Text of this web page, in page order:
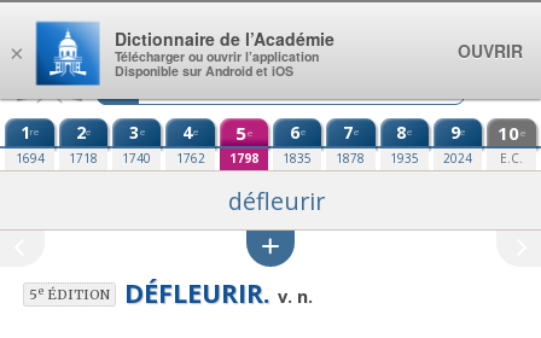
Aller au contenu
1re
1694
2e
1718
3e
1740
4e
1762
5e
1798
6e
1835
7e
1878
8e
1935
9e
2024
10e
E.C.
défleurir
5eÉDITION DÉFLEURIR. v. n.
×
Dictionnaire de l’Académie
Télécharger ou ouvrir l’application
Disponible sur Android et iOS
OUVRIR